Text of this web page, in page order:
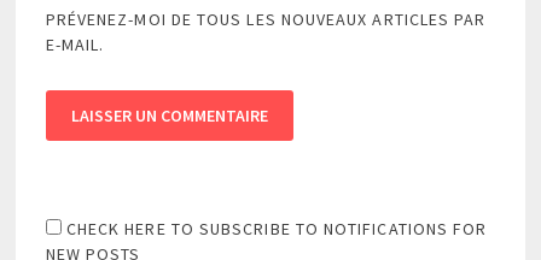
PRÉVENEZ-MOI DE TOUS LES NOUVEAUX ARTICLES PAR
E-MAIL.
CHECK HERE TO SUBSCRIBE TO NOTIFICATIONS FOR
NEW POSTS